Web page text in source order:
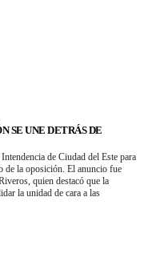
SE UNE DETRÁS DE
de Ciudad del Este para
de la oposición. El anuncio fue
quien destacó que la
la unidad de cara a las